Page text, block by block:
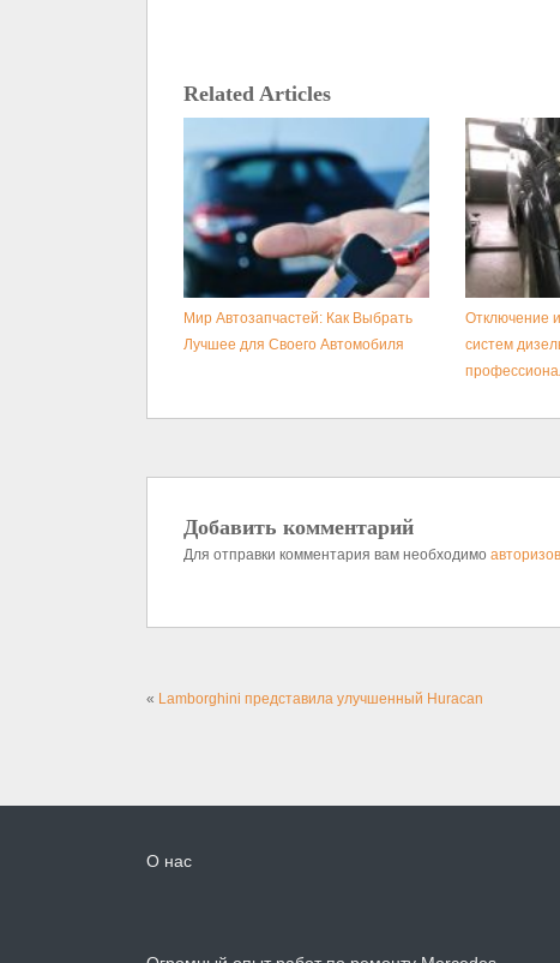
Related Articles
Мир Автозапчастей: Как Выбрать
Лучшее для Своего Автомобиля
Отключение
систем
Добавить комментарий
Для отправки комментария вам необходимо
« Lamborghini представила улучшенный Huracan
О нас